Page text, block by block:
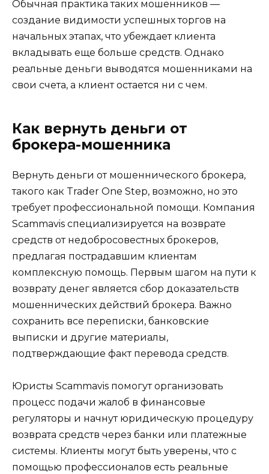
Обычная практика таких мошенников —
создание видимости успешных торгов на
начальных этапах, что убеждает клиента
вкладывать еще больше средств. Однако
реальные деньги выводятся мошенниками на
свои счета, а клиент остается ни с чем.
Как вернуть деньги от
брокера-мошенника
Вернуть деньги от мошеннического брокера,
такого как Trader One Step, возможно, но это
требует профессиональной помощи. Компания
Scammavis специализируется на возврате
средств от недобросовестных брокеров,
предлагая пострадавшим клиентам
комплексную помощь. Первым шагом на пути к
возврату денег является сбор доказательств
мошеннических действий брокера. Важно
сохранить все переписки, банковские
выписки и другие материалы,
подтверждающие факт перевода средств.
Юристы Scammavis помогут организовать
процесс подачи жалоб в финансовые
регуляторы и начнут юридическую процедуру
возврата средств через банки или платежные
системы. Клиенты могут быть уверены, что с
помощью профессионалов есть реальные